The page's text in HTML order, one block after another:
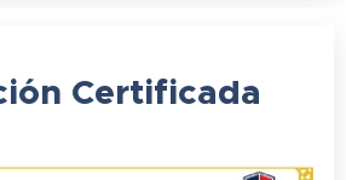
documento nuevo.
de dibujo I – Cuadrados
Certificada